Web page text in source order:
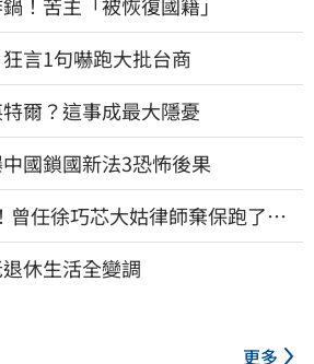
言1句嚇跑大批台商
爾？這事成最大隱憂
國鎖國新法3恐怖後果
曾任徐巧芯大姑律師棄保跑了…
緝
休生活全變調
更多